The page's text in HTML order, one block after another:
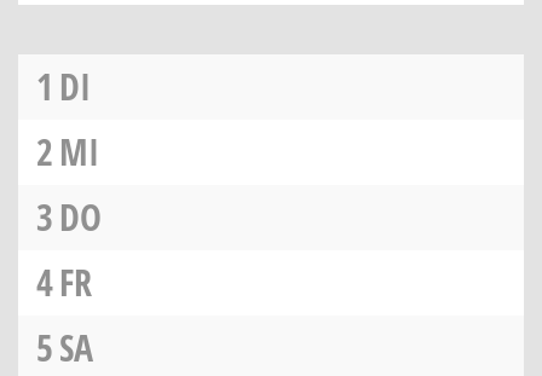
1 DI
2MI
3DO
4FR
5SA